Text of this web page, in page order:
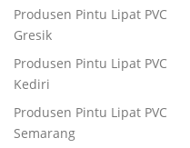
Produsen Pintu Lipat PVC
Gresik
Produsen Pintu Lipat PVC
Kediri
Produsen Pintu Lipat PVC
Semarang